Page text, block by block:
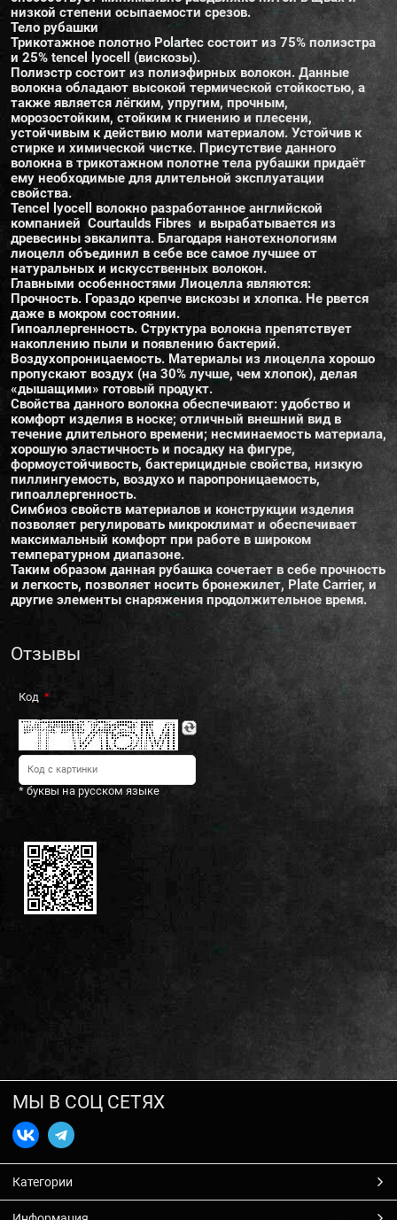
низкой степени осыпаемости срезов.
Тело рубашки
Трикотажное полотно Polartec состоит из 75% полиэстра
и 25% tencel lyocell (вискозы).
Полиэстр состоит из полиэфирных волокон. Данные
волокна обладают высокой термической стойкостью, а
также является лёгким, упругим, прочным,
морозостойким, стойким к гниению и плесени,
устойчивым к действию моли материалом. Устойчив к
стирке и химической чистке. Присутствие данного
волокна в трикотажном полотне тела рубашки придаёт
ему необходимые для длительной эксплуатации
свойства.
Tencel lyocell волокно разработанное английской
компанией Courtaulds Fibres и вырабатывается из
древесины эвкалипта. Благодаря нанотехнологиям
лиоцелл объединил в себе все самое лучшее от
натуральных и искусственных волокон.
Главными особенностями Лиоцелла являются:
Прочность. Гораздо крепче вискозы и хлопка. Не рвется
даже в мокром состоянии.
Гипоаллергенность. Структура волокна препятствует
накоплению пыли и появлению бактерий.
Воздухопроницаемость. Материалы из лиоцелла хорошо
пропускают воздух (на 30% лучше, чем хлопок), делая
«дышащими» готовый продукт.
Свойства данного волокна обеспечивают: удобство и
комфорт изделия в носке; отличный внешний вид в
течение длительного времени; несминаемость материала,
хорошую эластичность и посадку на фигуре,
формоустойчивость, бактерицидные свойства, низкую
пиллингуемость, воздухо и паропроницаемость,
гипоаллергенность.
Симбиоз свойств материалов и конструкции изделия
позволяет регулировать микроклимат и обеспечивает
максимальный комфорт при работе в широком
температурном диапазоне.
Таким образом данная рубашка сочетает в себе прочность
и легкость, позволяет носить бронежилет, Plate Carrier, и
другие элементы снаряжения продолжительное время.
Отзывы
Код
* буквы на русском языке
МЫ В СОЦ СЕТЯХ
Категории